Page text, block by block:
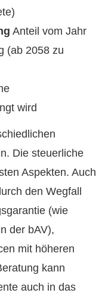
Anteil vom Jahr
(ab 2058 zu
wird
Die steuerliche
Aspekten. Auch
den Wegfall
(wie
der bAV),
mit höheren
kann
auch in das